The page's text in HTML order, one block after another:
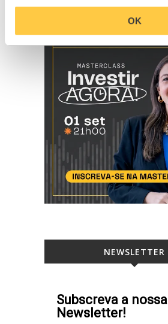
OK
NEWSLETTER
Subscreva a nossa
Newsletter!